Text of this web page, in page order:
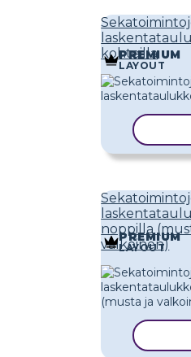
kohteilla
PREMIUM
LAYOUT
noppilla
valkoinen)
PREMIUM
LAYOUT